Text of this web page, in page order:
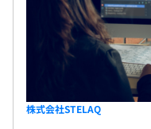
株式会社STELAQ